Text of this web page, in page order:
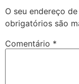
O seu endereço
obrigatórios são
Comentário *